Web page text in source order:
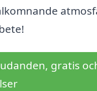
gratis